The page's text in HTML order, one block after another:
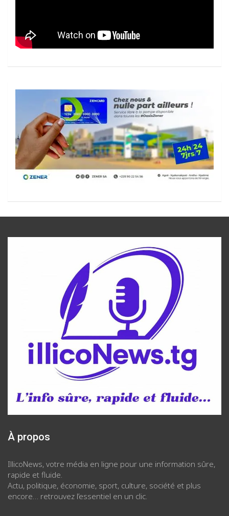
À propos
IllicoNews, votre média en ligne pour une information sûre,
rapide et fluide.
Actu, politique, économie, sport, culture, société et plus
encore… retrouvez l’essentiel en un clic.